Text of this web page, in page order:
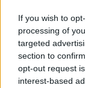
If you wish to
processing of
targeted
section to
opt-out request
interest-based
AUTOMOVIL